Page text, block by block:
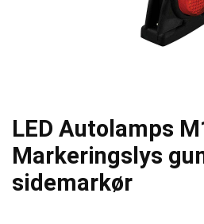
LED Autolamps
Markeringslys
sidemarkør